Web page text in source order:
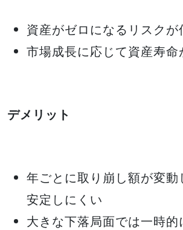
資産がゼロになるリスクが
市場成長に応じて資産寿命
デメリット
年ごとに取り崩し額が変動
安定しにくい
大きな下落局面では一時的